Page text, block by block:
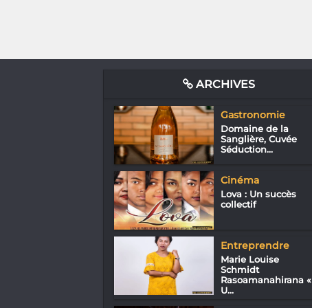
ARCHIVES
Gastronomie
Domaine de la
Sanglière, Cuvée
Séduction...
Cinéma
Lova : Un succès
collectif
Entreprendre
Marie Louise
Schmidt
Rasoamanahirana «
U...